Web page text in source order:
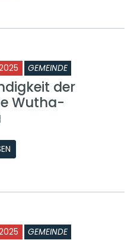
GEMEINDE
der
Wutha-
GEMEINDE